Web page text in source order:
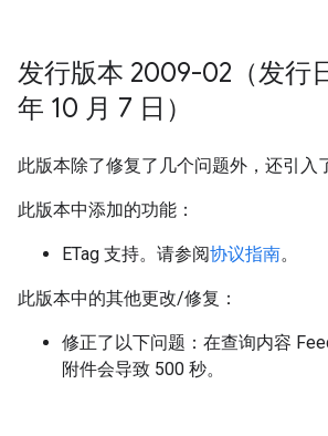
发行版本 2009-02（发行
年 10 月 7 日）
此版本除了修复了几个问题外，还引入
此版本中添加的功能：
ETag 支持。请参阅协议指南。
此版本中的其他更改/修复：
修正了以下问题：在查询内容
附件会导致 500 秒。